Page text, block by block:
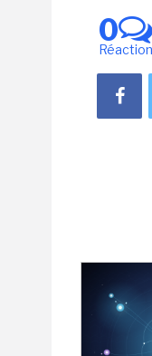
0
Réaction